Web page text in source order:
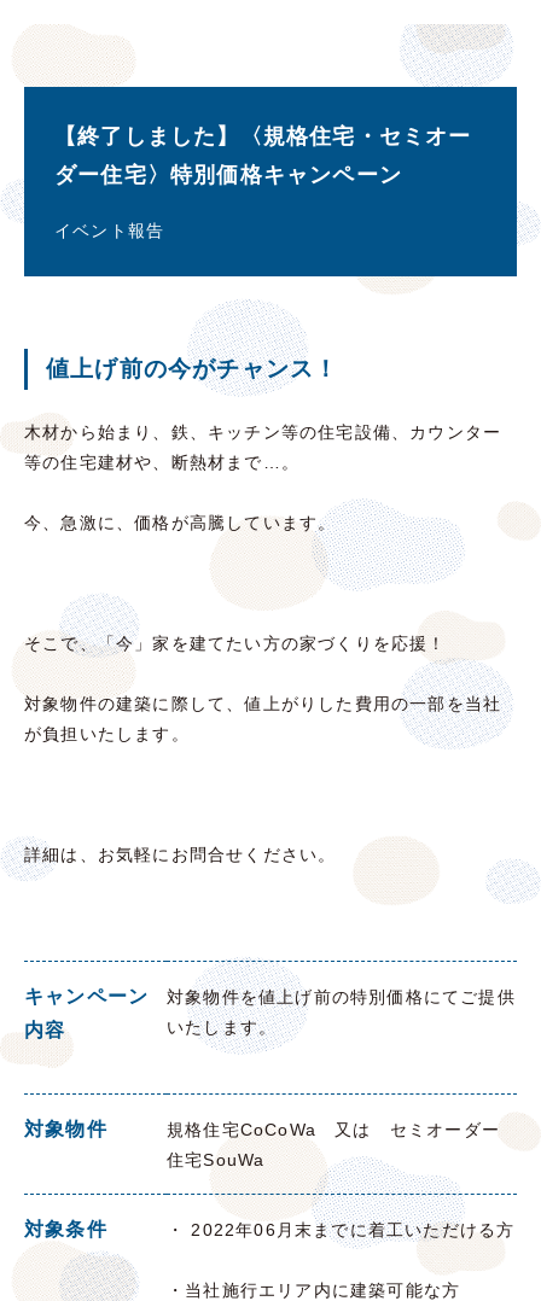
【終了しました】〈規格住宅・セミオー
ダー住宅〉特別価格キャンペーン
イベント報告
値上げ前の今がチャンス！
木材から始まり、鉄、キッチン等の住宅設備、カウンター
等の住宅建材や、断熱材まで…。
今、急激に、価格が高騰しています。
そこで、「今」家を建てたい方の家づくりを応援！
対象物件の建築に際して、値上がりした費用の一部を当社
が負担いたします。
詳細は、お気軽にお問合せください。
キャンペーン
内容
対象物件を値上げ前の特別価格にてご提供
いたします。
対象物件
規格住宅CoCoWa 又は セミオーダー
住宅SouWa
対象条件 ・ 2022年06月末までに着工いただける方
・当社施行エリア内に建築可能な方